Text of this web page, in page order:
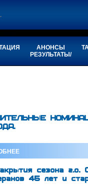
АНОНСЫ
РЕЗУЛЬТАТЫ/
сезона
45 лет и